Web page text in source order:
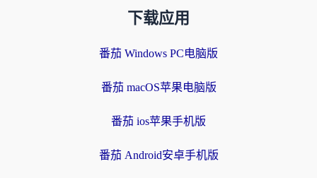
下载应用
番茄 Windows PC电脑版
番茄 macOS苹果电脑版
番茄 ios苹果手机版
番茄 Android安卓手机版